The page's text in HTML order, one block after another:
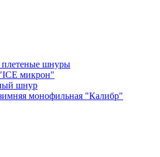
плетеные шнуры
микрон"
шнур
монофильная "Калибр"